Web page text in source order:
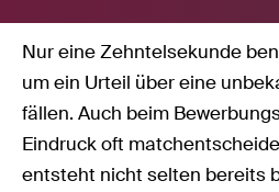
Nur eine Zehntelsekunde
um ein Urteil über eine
fällen. Auch beim
Eindruck oft
entsteht nicht selten bereits